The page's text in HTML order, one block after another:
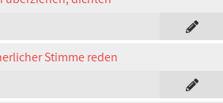
Stimme reden